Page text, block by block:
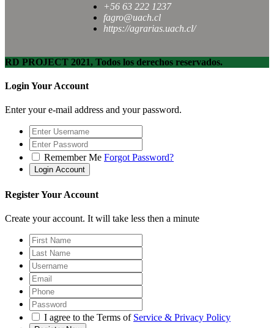
+56 63 222 1237
fagro@uach.cl
https://agrarias.uach.cl/
RD PROJECT 2021, Todos los derechos reservados.
Login Your Account
Enter your e-mail address and your password.
Remember Me Forgot Password?
Register Your Account
Create your account. It will take less then a minute
I agree to the Terms of Service & Privacy Policy